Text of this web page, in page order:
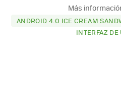
Más
ANDROID 4.0 ICE CREAM
INTERFAZ DE